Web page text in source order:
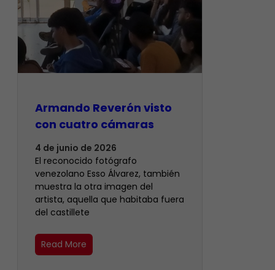
Armando Reverón visto
con cuatro cámaras
4 de junio de 2026
‎El reconocido fotógrafo
venezolano Esso Álvarez, también
muestra la otra imagen del
artista, aquella que habitaba fuera
del castillete ‎
Read More